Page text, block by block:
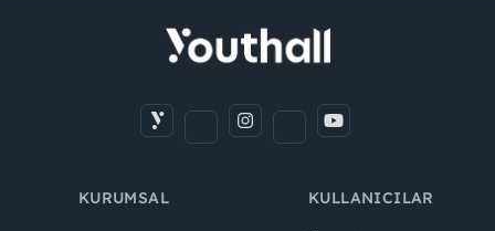
KURUMSAL KULLANICILAR